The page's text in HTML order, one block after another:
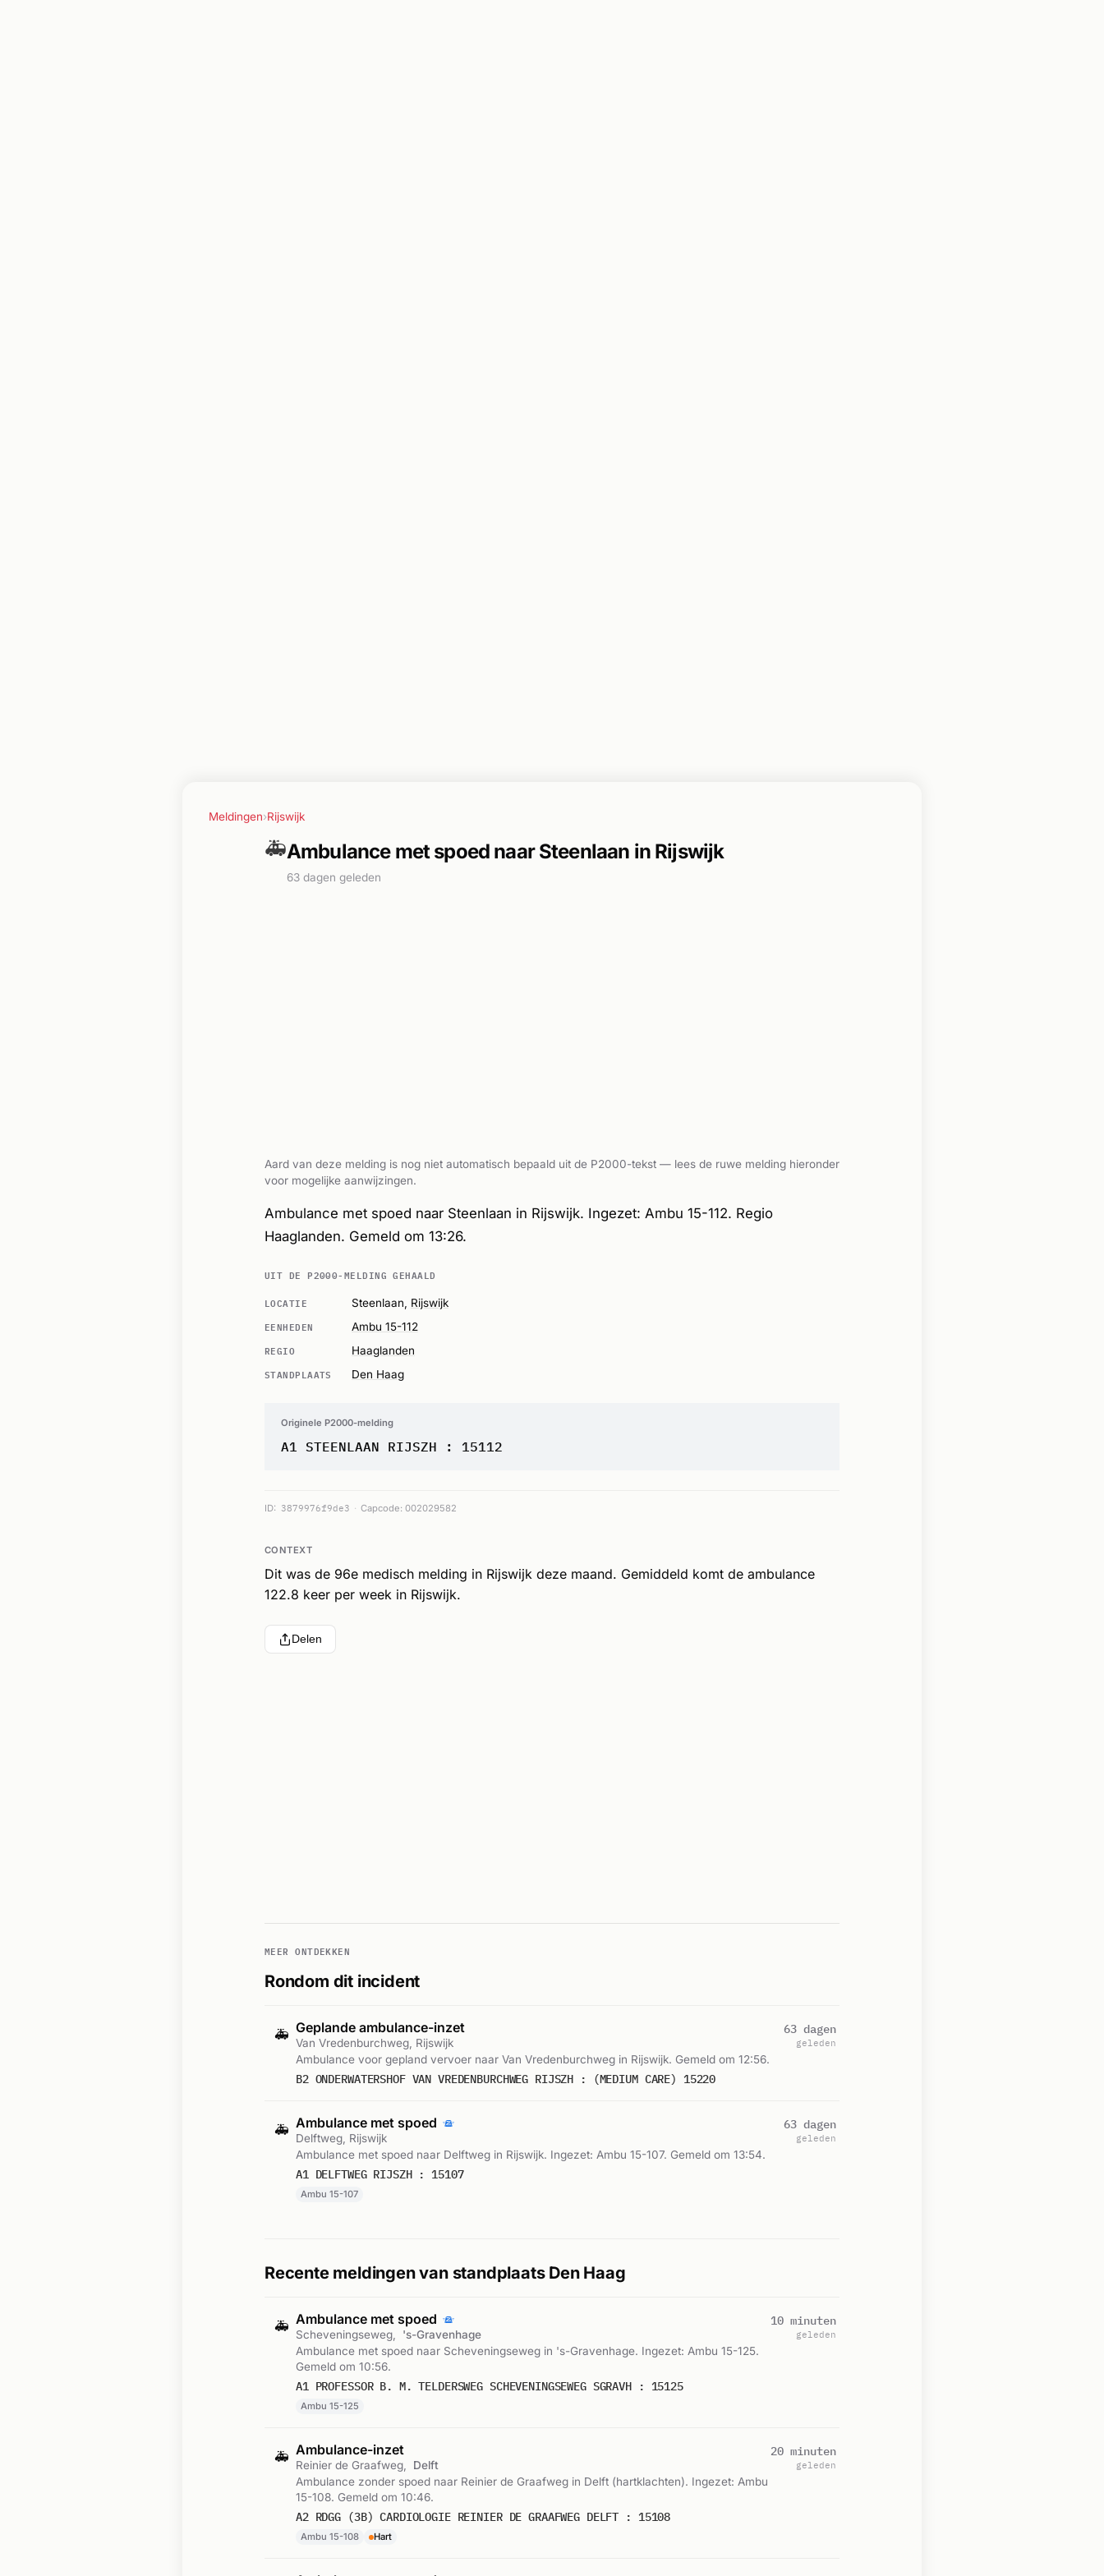
Meldingen›Rijswijk
🚑Ambulance met spoed naar Steenlaan in Rijswijk
63 dagen geleden
Aard van deze melding is nog niet automatisch bepaald uit de P2000-tekst — lees de ruwe melding hieronder
voor mogelijke aanwijzingen.
Ambulance met spoed naar Steenlaan in Rijswijk. Ingezet: Ambu 15-112. Regio
Haaglanden. Gemeld om 13:26.
UIT DE P2000-MELDING GEHAALD
LOCATIE
Steenlaan, Rijswijk
EENHEDEN Ambu 15-112
REGIO Haaglanden
STANDPLAATS Den Haag
Originele P2000-melding
A1 STEENLAAN RIJSZH : 15112
ID: 3879976f9de3 Capcode: 002029582
CONTEXT
Dit was de 96e medisch melding in Rijswijk deze maand. Gemiddeld komt de ambulance
122.8 keer per week in Rijswijk.
Delen
MEER ONTDEKKEN
Rondom dit incident
🚑 Geplande ambulance-inzet
Van Vredenburchweg, Rijswijk
Ambulance voor gepland vervoer naar Van Vredenburchweg in Rijswijk. Gemeld om 12:56.
B2 ONDERWATERSHOF VAN VREDENBURCHWEG RIJSZH : (MEDIUM CARE) 15220
63 dagen
geleden
🚑 Ambulance met spoed
Delftweg, Rijswijk
Ambulance met spoed naar Delftweg in Rijswijk. Ingezet: Ambu 15-107. Gemeld om 13:54.
A1 DELFTWEG RIJSZH : 15107
Ambu 15-107
63 dagen
geleden
Recente meldingen van standplaats Den Haag
🚑 Ambulance met spoed
Scheveningseweg,
's-Gravenhage
Ambulance met spoed naar Scheveningseweg in 's-Gravenhage. Ingezet: Ambu 15-125.
Gemeld om 10:56.
A1 PROFESSOR B. M. TELDERSWEG SCHEVENINGSEWEG SGRAVH : 15125
Ambu 15-125
10 minuten
geleden
🚑 Ambulance-inzet
Reinier de Graafweg,
Delft
Ambulance zonder spoed naar Reinier de Graafweg in Delft (hartklachten). Ingezet: Ambu
15-108. Gemeld om 10:46.
A2 RDGG (3B) CARDIOLOGIE REINIER DE GRAAFWEG DELFT : 15108
Ambu 15-108 Hart
20 minuten
geleden